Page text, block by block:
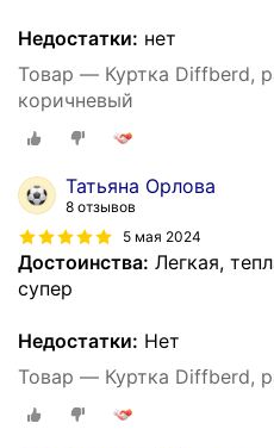
Недостатки: нет
Товар — Куртка Diffberd,
коричневый
Татьяна Орлова
8 отзывов
5 мая 2024
Достоинства: Легкая,
супер
Недостатки: Нет
Товар — Куртка Diffberd,